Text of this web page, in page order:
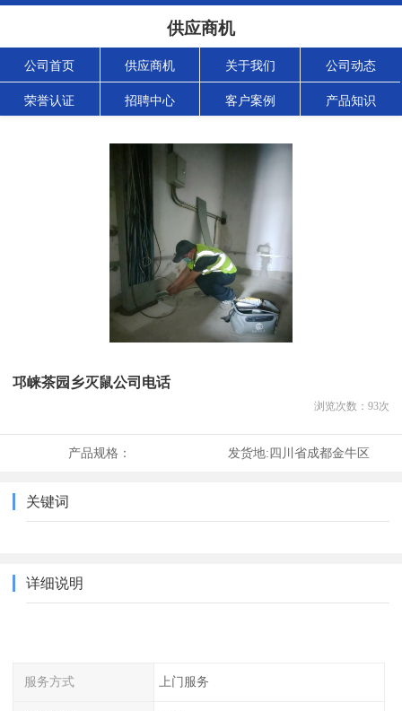
供应商机
公司首页 供应商机 关于我们 公司动态
荣誉认证 招聘中心 客户案例 产品知识
邛崃茶园乡灭鼠公司电话
浏览次数： 93次
产品规格： 发货地:四川省成都金牛区
关键词
详细说明
服务方式 上门服务